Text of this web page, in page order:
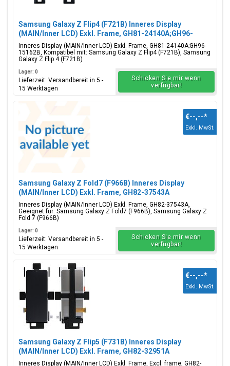
Samsung Galaxy Z Flip4 (F721B) Inneres Display
(MAIN/Inner LCD) Exkl. Frame, GH81-24140A;GH96-
15162B
Inneres Display (MAIN/Inner LCD) Exkl. Frame, GH81-24140A;GH96-
15162B, Kompatibel mit: Samsung Galaxy Z Flip4 (F721B), Samsung
Galaxy Z Flip 4 (F721B)
Lager: 0
Lieferzeit: Versandbereit in 5 -
15 Werktagen
Schicken Sie mir wenn
verfügbar!
Samsung Galaxy Z Fold7 (F966B) Inneres Display
(MAIN/Inner LCD) Exkl. Frame, GH82-37543A
Inneres Display (MAIN/Inner LCD) Exkl. Frame, GH82-37543A,
Geeignet für: Samsung Galaxy Z Fold7 (F966B), Samsung Galaxy Z
Fold 7 (F966B)
€--,--*
Exkl. MwSt.
Lager: 0
Lieferzeit: Versandbereit in 5 -
15 Werktagen
Schicken Sie mir wenn
verfügbar!
Samsung Galaxy Z Flip5 (F731B) Inneres Display
(MAIN/Inner LCD) Exkl. Frame, GH82-32951A
Inneres Display (MAIN/Inner LCD) Exkl. Frame, Excl. frame, GH82-
€--,--*
Exkl. MwSt.